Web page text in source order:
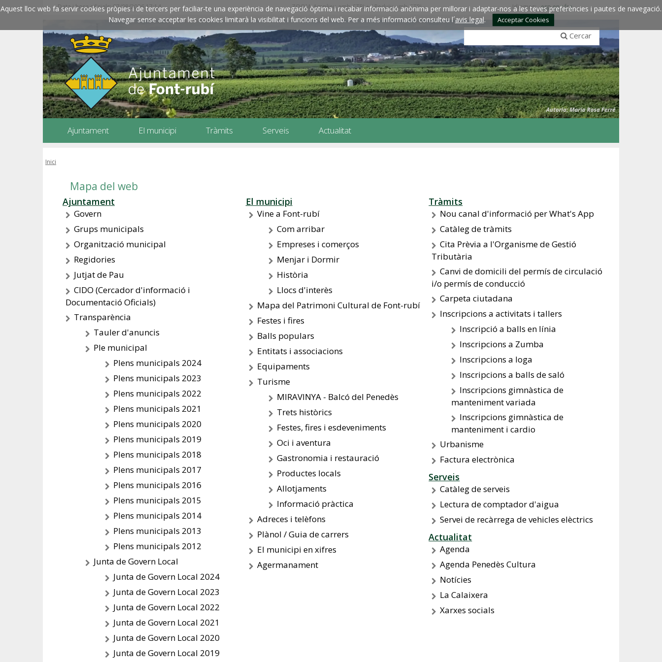
Aquest lloc web fa servir cookies pròpies i de tercers per faciliar-te una experiència de navegació òptima i recabar informació anònima per millorar i adaptar-nos a les teves preferències i pautes de navegació.
Navegar sense acceptar les cookies limitarà la visibilitat i funcions del web. Per a més informació consulteu l´avis legal. Acceptar Cookies
Data i hora oficials: 07/08/2026 17:14 ZOOM: Amplieu amb CTRL+ / Reduïu amb CTRL- Idiomes:esp engfra
Cercar
Ajuntament El municipi Tràmits Serveis Actualitat
Inici
Mapa del web
Ajuntament
Govern
Grups municipals
Organització municipal
Regidories
Jutjat de Pau
CIDO (Cercador d'informació i
Documentació Oficials)
Transparència
Tauler d'anuncis
Ple municipal
Plens municipals 2024
Plens municipals 2023
Plens municipals 2022
Plens municipals 2021
Plens municipals 2020
Plens municipals 2019
Plens municipals 2018
Plens municipals 2017
Plens municipals 2016
Plens municipals 2015
Plens municipals 2014
Plens municipals 2013
Plens municipals 2012
Junta de Govern Local
Junta de Govern Local 2024
Junta de Govern Local 2023
Junta de Govern Local 2022
Junta de Govern Local 2021
Junta de Govern Local 2020
Junta de Govern Local 2019
El municipi
Vine a Font-rubí
Com arribar
Empreses i comerços
Menjar i Dormir
Història
Llocs d'interès
Mapa del Patrimoni Cultural de Font-rubí
Festes i fires
Balls populars
Entitats i associacions
Equipaments
Turisme
MIRAVINYA - Balcó del Penedès
Trets històrics
Festes, fires i esdeveniments
Oci i aventura
Gastronomia i restauració
Productes locals
Allotjaments
Informació pràctica
Adreces i telèfons
Plànol / Guia de carrers
El municipi en xifres
Agermanament
Tràmits
Nou canal d'informació per What's App
Catàleg de tràmits
Cita Prèvia a l'Organisme de Gestió
Tributària
Canvi de domicili del permís de circulació
i/o permís de conducció
Carpeta ciutadana
Inscripcions a activitats i tallers
Inscripció a balls en línia
Inscripcions a Zumba
Inscripcions a Ioga
Inscripcions a balls de saló
Inscripcions gimnàstica de
manteniment variada
Inscripcions gimnàstica de
manteniment i cardio
Urbanisme
Factura electrònica
Serveis
Catàleg de serveis
Lectura de comptador d'aigua
Servei de recàrrega de vehicles elèctrics
Actualitat
Agenda
Agenda Penedès Cultura
Notícies
La Calaixera
Xarxes socials